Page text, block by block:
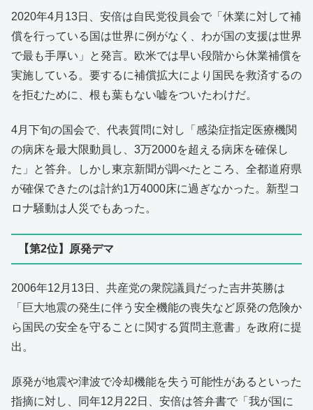
2020年4月13日、安倍は自民党役員会で「休業に対して補
償を行っている国は世界に例がなく、わが国の支援は世界
で最も手厚い」と発言。欧米では早い段階から休業補償を
実施している。要するに補償拡大により国民を救済するの
を拒むために、根も葉もない嘘をついたわけだ。
4月下旬の国会で、代表質問に対し「感染症指定医療機関
の病床を最大限動員し、3万2000を超える病床を確保し
た」と答弁。しかし東京新聞が調べたところ、全都道府県
が確保できたのは計約1万4000床に過ぎなかった。新型コ
ロナ騒動は人災でもあった。
【第2位】原発デマ
2006年12月13日、共産党の衆院議員だった吉井英勝は
「巨大地震の発生に伴う安全機能の喪失など原発の危険か
ら国民の安全を守ることに関する質問主意書」を政府に提
出。
原発が地震や津波で冷却機能を失う可能性があるといった
指摘に対し、同年12月22日、安倍は答弁書で「我が国に